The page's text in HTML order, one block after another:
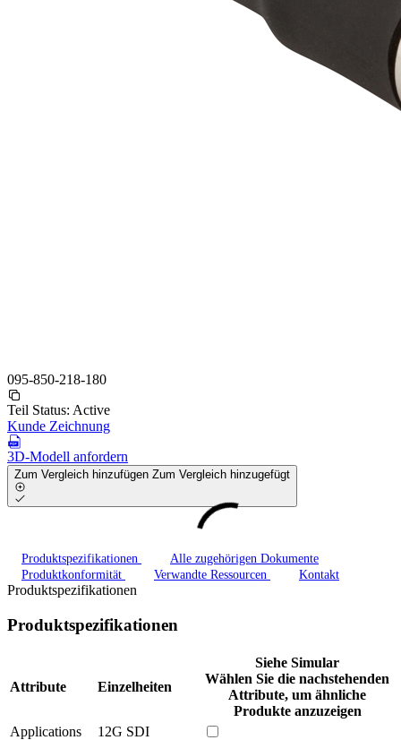
095-850-218-180
Teil Status: Active
Kunde Zeichnung
3D-Modell anfordern
Zum Vergleich hinzufügen Zum Vergleich hinzugefügt
Produktspezifikationen
Alle zugehörigen Dokumente
Produktkonformität
Verwandte Ressourcen Kontakt
Produktspezifikationen
Produktspezifikationen
Attribute Einzelheiten
Siehe Simular
Wählen Sie die nachstehenden
Attribute, um ähnliche
Produkte anzuzeigen
Applications
12G SDI